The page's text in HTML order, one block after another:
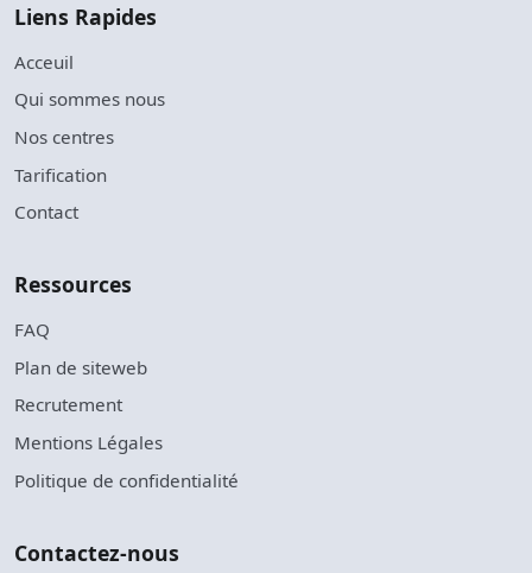
Liens Rapides
Acceuil
Qui sommes nous
Nos centres
Tarification
Contact
Ressources
FAQ
Plan de siteweb
Recrutement
Mentions Légales
Politique de confidentialité
Contactez-nous